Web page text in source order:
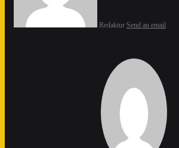
Redaktur Send an email